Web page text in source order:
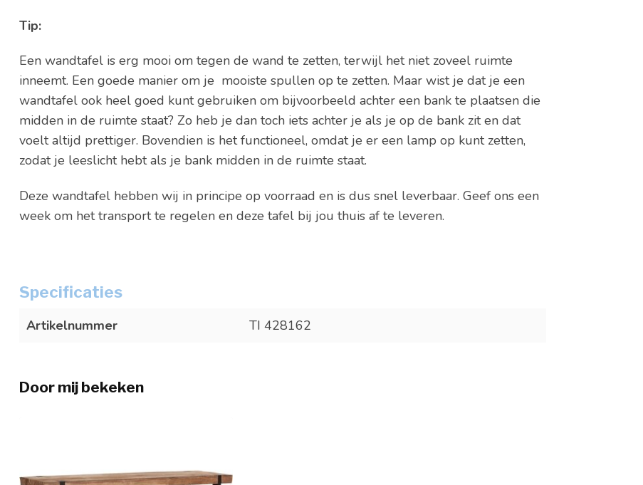
Tip:
Een wandtafel is erg mooi om tegen de wand te zetten, terwijl het niet zoveel ruimte
inneemt. Een goede manier om je mooiste spullen op te zetten. Maar wist je dat je een
wandtafel ook heel goed kunt gebruiken om bijvoorbeeld achter een bank te plaatsen die
midden in de ruimte staat? Zo heb je dan toch iets achter je als je op de bank zit en dat
voelt altijd prettiger. Bovendien is het functioneel, omdat je er een lamp op kunt zetten,
zodat je leeslicht hebt als je bank midden in de ruimte staat.
Deze wandtafel hebben wij in principe op voorraad en is dus snel leverbaar. Geef ons een
week om het transport te regelen en deze tafel bij jou thuis af te leveren.
Specificaties
Artikelnummer TI 428162
Door mij bekeken